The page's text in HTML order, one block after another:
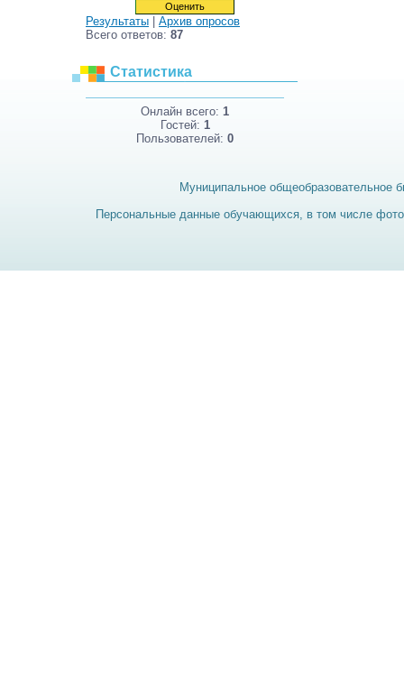
Результаты
Архив опросов
Всего ответов: 87
Статистика
Онлайн всего: 1
Гостей: 1
Пользователей: 0
Муниципальное общеобразовательное
Персональные данные обучающихся, в том числе